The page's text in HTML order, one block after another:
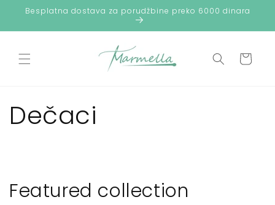
naBesplatna dostava za porudžbine preko 6000 dinara
Korpa
Dečaci
Featured collection